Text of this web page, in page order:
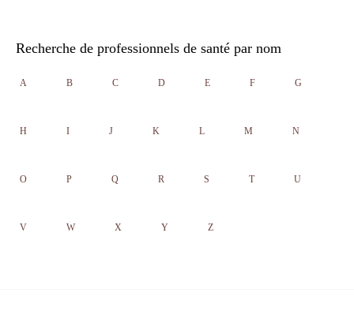
Recherche de professionnels de santé par nom
A B C D E F G
H I J K L M N
O P Q R S T U
V W X Y Z